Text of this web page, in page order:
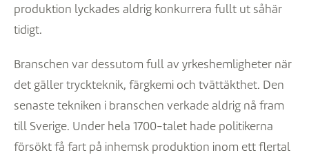
produktion lyckades aldrig konkurrera fullt ut såhär
tidigt.
Branschen var dessutom full av yrkeshemligheter när
det gäller tryckteknik, färgkemi och tvättäkthet. Den
senaste tekniken i branschen verkade aldrig nå fram
till Sverige. Under hela 1700-talet hade politikerna
försökt få fart på inhemsk produktion inom ett flertal